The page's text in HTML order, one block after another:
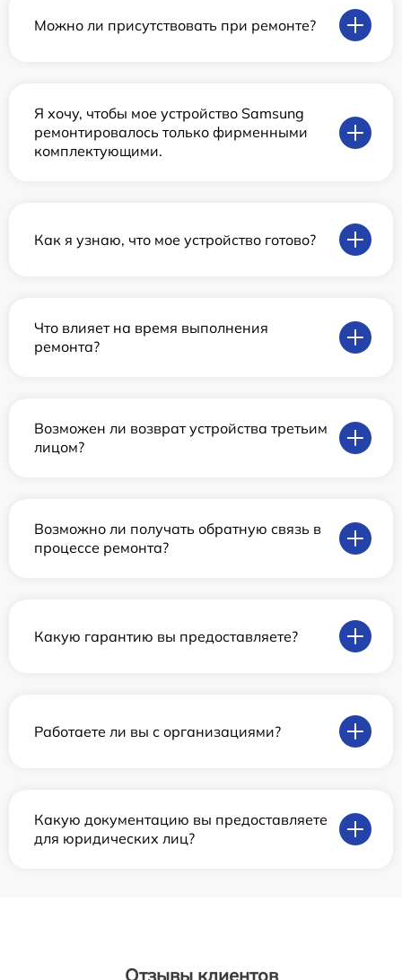
Можно ли присутствовать при ремонте?
Я хочу, чтобы мое устройство Samsung
ремонтировалось только фирменными
комплектующими.
Как я узнаю, что мое устройство готово?
Что влияет на время выполнения
ремонта?
Возможен ли возврат устройства третьим
лицом?
Возможно ли получать обратную связь в
процессе ремонта?
Какую гарантию вы предоставляете?
Работаете ли вы с организациями?
Какую документацию вы предоставляете
для юридических лиц?
Отзывы клиентов